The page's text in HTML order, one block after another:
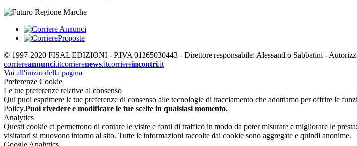
© 1997-2020 FISAL EDIZIONI - P.IVA 01265030443 - Direttore responsabile: Alessandro Sabbatini -
corriereannunci.itcorrierenews.itcorriereincontri.it
Vai all'inizio della pagina
Preferenze Cookie
Le tue preferenze relative al consenso
Qui puoi esprimere le tue preferenze di consenso alle tecnologie di tracciamento che adottiamo per offrire le
Policy.Puoi rivedere e modificare le tue scelte in qualsiasi momento.
Analytics
Questi cookie ci permettono di contare le visite e fonti di traffico in modo da poter misurare e migliorare le
visitatori si muovono intorno al sito. Tutte le informazioni raccolte dai cookie sono aggregate e quindi anonime.
Google Analytics